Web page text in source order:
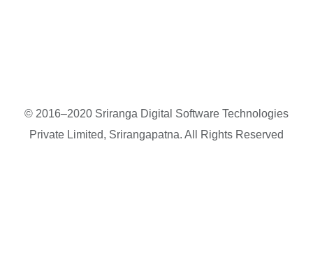
© 2016–2020 Sriranga Digital Software Technologies
Private Limited, Srirangapatna. All Rights Reserved